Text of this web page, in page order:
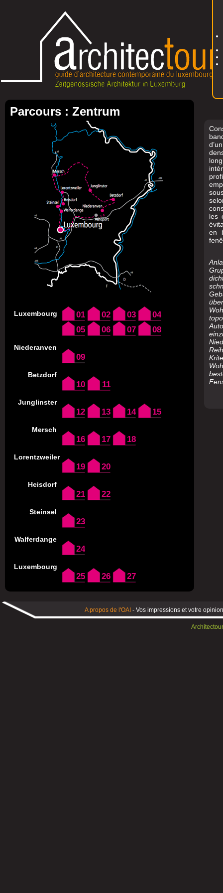
Parcours : Zentrum
Luxembourg 01 02 03
04
05
06 07 08
Niederanven
09
Betzdorf
10 11
Junglinster
12 13 14 15
Mersch
16 17 18
Lorentzweiler
19 20
Heisdorf
21 22
Steinsel
23
Walferdange
24
Luxembourg
25 26 27
les
en
A propos de l'OAI - Vos impressions et votre